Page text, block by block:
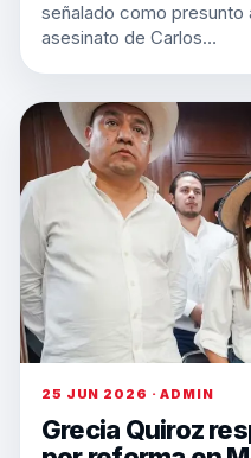
señalado como presunto
asesinato de Carlos…
25 JUN 2026 · ADMIN
Grecia Quiroz